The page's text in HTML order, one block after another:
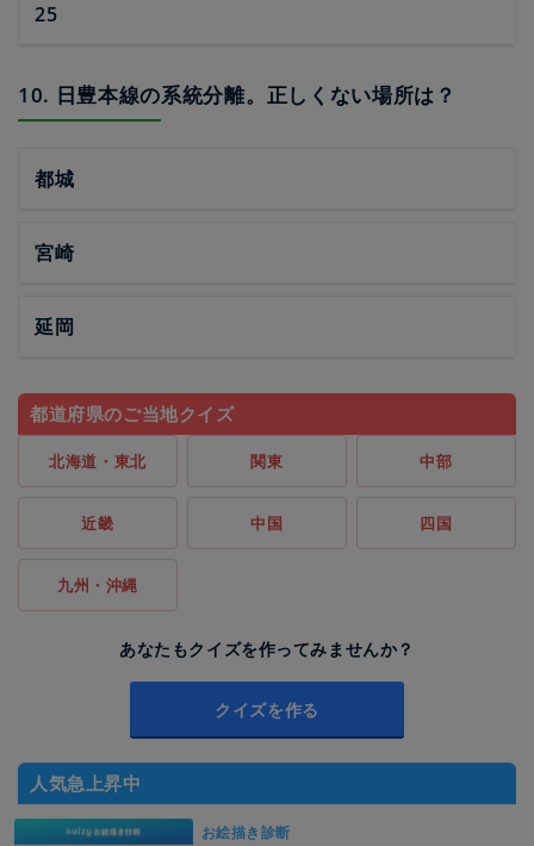
25
10. 日豊本線の系統分離。正しくない場所は？
都城
宮崎
延岡
都道府県のご当地クイズ
北海道・東北 関東 中部
近畿 中国 四国
九州・沖縄
あなたもクイズを作ってみませんか？
クイズを作る
人気急上昇中
お絵描き診断